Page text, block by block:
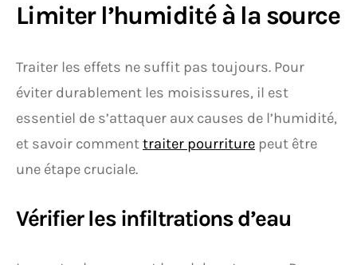
Limiter l’humidité à la source
Traiter les effets ne suffit pas toujours. Pour
éviter durablement les moisissures, il est
essentiel de s’attaquer aux causes de l’humidité,
et savoir commenttraiter pourriture peut être
une étape cruciale.
Vérifier les infiltrations d’eau